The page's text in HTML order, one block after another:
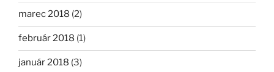
marec 2018 (2)
február 2018 (1)
január 2018 (3)